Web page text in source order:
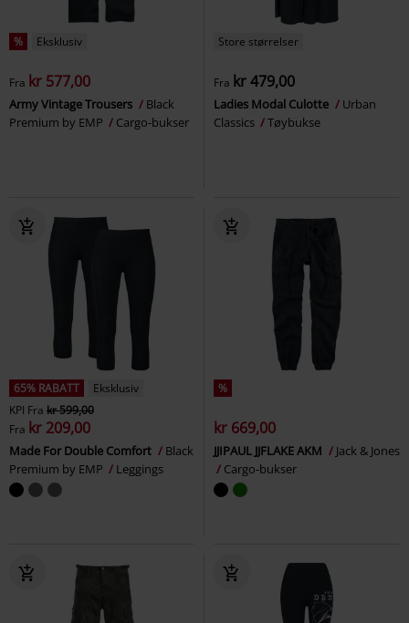
% Eksklusiv
Fra kr 577,00
Army Vintage Trousers
Black
Premium by EMP
Cargo-bukser
Store størrelser
Fra kr 479,00
Ladies Modal Culotte
Urban
Classics
Tøybukse
65% RABATT
Eksklusiv
KPI Fra kr 599,00
Fra kr 209,00
Made For Double Comfort
Black
Premium by EMP
Leggings
%
kr 669,00
JJIPAUL JJFLAKE AKM
Jack & Jones
Cargo-bukser